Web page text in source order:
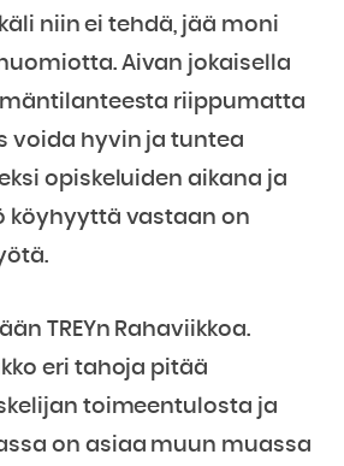
niin ei tehdä, jää moni
Aivan jokaisella
riippumatta
voida hyvin ja tuntea
opiskeluiden aikana ja
köyhyyttä vastaan on
TREYn Rahaviikkoa.
eri tahoja pitää
toimeentulosta ja
on asiaa muun muassa